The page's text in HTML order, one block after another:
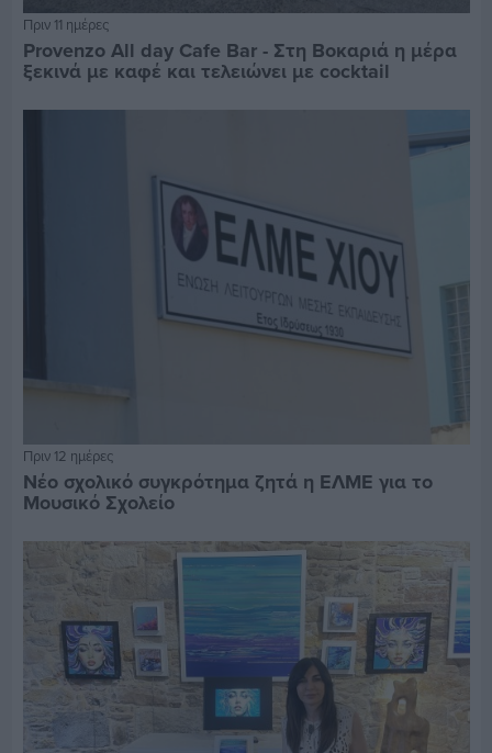
Πριν 11 ημέρες
Provenzo All day Cafe Bar - Στη Βοκαριά η μέρα
ξεκινά με καφέ και τελειώνει με cocktail
Πριν 12 ημέρες
Νέο σχολικό συγκρότημα ζητά η ΕΛΜΕ για το
Μουσικό Σχολείο